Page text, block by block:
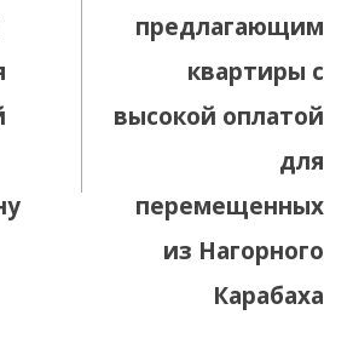
предлагающим
квартиры с
высокой оплатой
для
перемещенных
из Нагорного
Карабаха